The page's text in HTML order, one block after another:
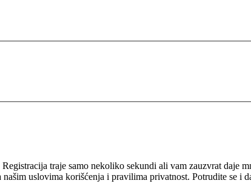
traje samo nekoliko sekundi ali vam zauzvrat daje
uslovima korišćenja i pravilima privatnost. Potrudite se i